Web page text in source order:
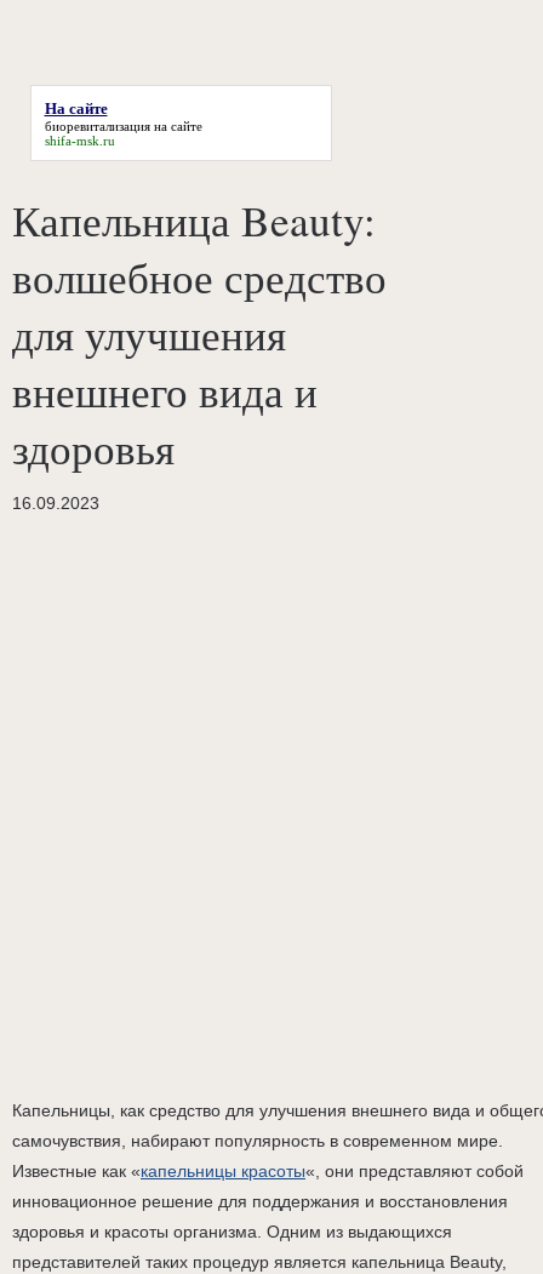
На сайте
биоревитализация на сайте
shifa-msk.ru
Капельница Beauty:
волшебное средство
для улучшения
внешнего вида и
здоровья
16.09.2023
Капельницы, как средство для улучшения внешнего вида и
самочувствия, набирают популярность в современном мире.
Известные как «капельницы красоты«, они представляют собой
инновационное решение для поддержания и восстановления
здоровья и красоты организма. Одним из выдающихся
представителей таких процедур является капельница Beauty,